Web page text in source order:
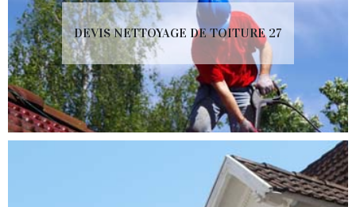
DEVIS NETTOYAGE DE TOITURE 27